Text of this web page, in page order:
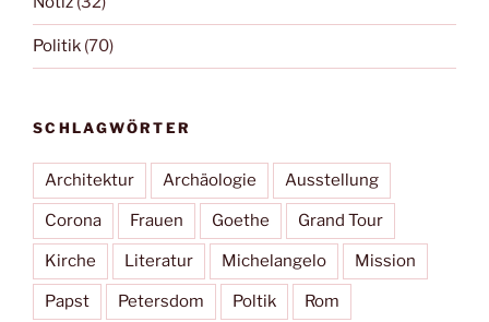
Politik (70)
SCHLAGWÖRTER
Architektur Archäologie Ausstellung
Corona Frauen Goethe Grand Tour
Kirche Literatur Michelangelo Mission
Papst Petersdom Poltik Rom